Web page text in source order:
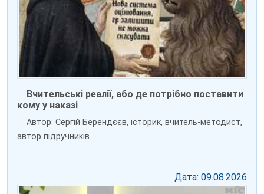
Вчительські реалії, або де потрібно поставити
кому у наказі
Автор: Сергій Берендєєв, історик, вчитель-методист,
автор підручників
Дата: 09.08.2026